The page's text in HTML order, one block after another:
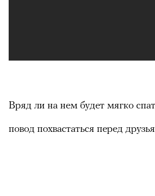
Вряд ли на нем будет мягко
повод похвастаться перед